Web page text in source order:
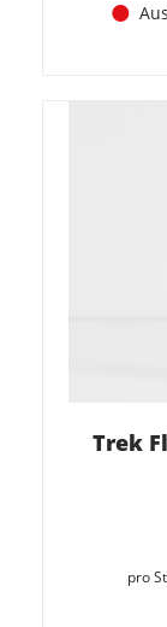
Trek
pro